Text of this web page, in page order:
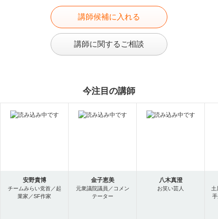
講師候補に入れる
講師に関するご相談
今注目の講師
安野貴博
チームみらい党首／起
業家／SF作家
金子恵美
元衆議院議員／コメン
テーター
八木真澄
お笑い芸人
土